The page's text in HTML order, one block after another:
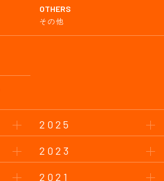
OTHERS
その他
2025
2023
2021